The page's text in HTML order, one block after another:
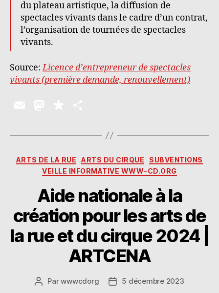
du plateau artistique, la diffusion de
spectacles vivants dans le cadre d’un contrat,
l’organisation de tournées de spectacles
vivants.
Source:Licence d’entrepreneur de spectacles
vivants (première demande, renouvellement)
ai
l
to
d
o
n
s
p
o
rt
a
g
Catégories
ARTS DE LA RUE ARTS DU CIRQUE
SUBVENTIONS
VEILLE INFORMATIVE WWW-CD.ORG
Aide nationale à la
création pour les arts de
la rue et du cirque 2024 |
ARTCENA
Auteur
Parwwwcdorg
Date5 décembre 2023